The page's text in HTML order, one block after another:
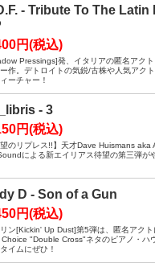
- Tribute To The
円(税込)
Pressings]発、イタリアの匿名アク
ー作。デトロイトの気鋭/古株や人気アク
ーチャー！
- 3
円(税込)
望のリプレス!!】天才Dave Huismans aka
による新エイリアス待望の第三弾が
D - Son of a Gun
円(税込)
ン[Kickin' Up Dust]第5弾は、匿名アクト
Choice "Double Cross"ネタのピアノ・ハ
イムにぜひ！